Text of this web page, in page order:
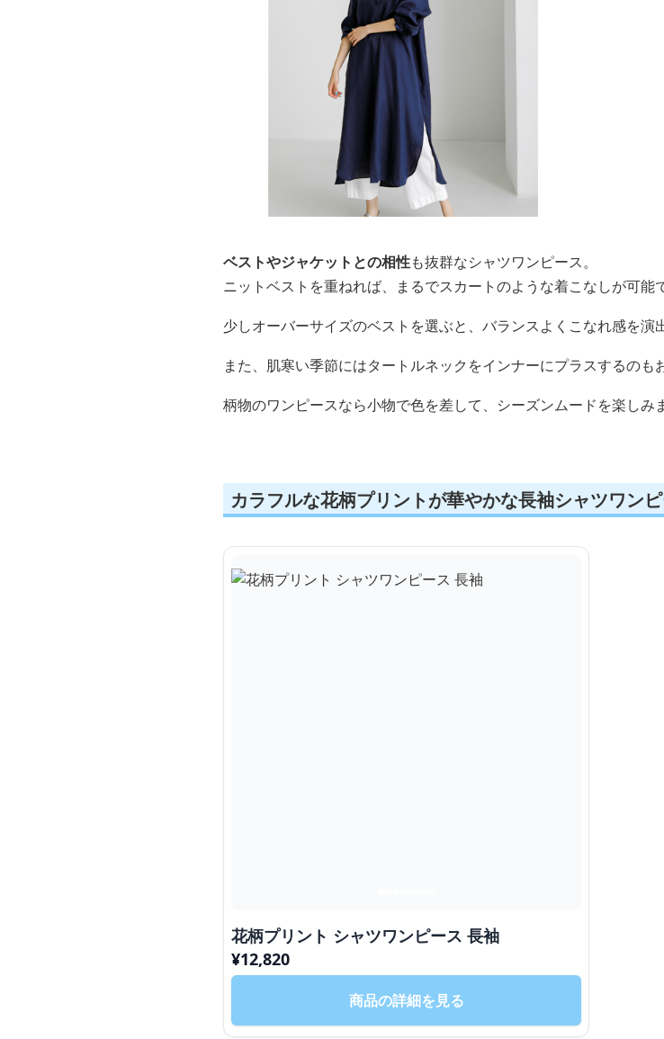
ベストやジャケットとの相性も抜群なシャツワンピース。
ニットベストを重ねれば、まるでスカートのような着こなしが可能で
少しオーバーサイズのベストを選ぶと、バランスよくこなれ感を演
また、肌寒い季節にはタートルネックをインナーにプラスするのも
柄物のワンピースなら小物で色を差して、シーズンムードを楽しみ
カラフルな花柄プリントが華やかな長袖シャツワン
花柄プリント シャツワンピース 長袖
¥12,820
商品の詳細を見る